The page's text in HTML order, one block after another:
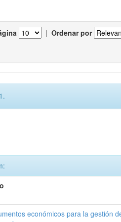
| Ordenar por
económicos para la gestión